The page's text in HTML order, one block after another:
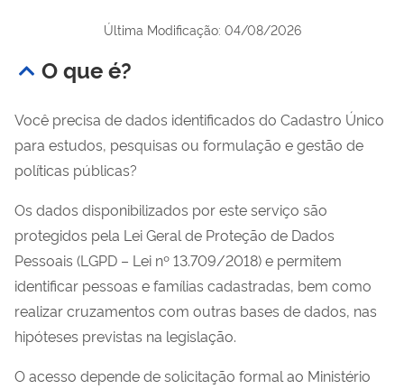
Última Modificação: 04/08/2026
O que é?
Você precisa de dados identificados do Cadastro Único
para estudos, pesquisas ou formulação e gestão de
políticas públicas?
Os dados disponibilizados por este serviço são
protegidos pela Lei Geral de Proteção de Dados
Pessoais (LGPD – Lei nº 13.709/2018) e permitem
identificar pessoas e famílias cadastradas, bem como
realizar cruzamentos com outras bases de dados, nas
hipóteses previstas na legislação.
O acesso depende de solicitação formal ao Ministério